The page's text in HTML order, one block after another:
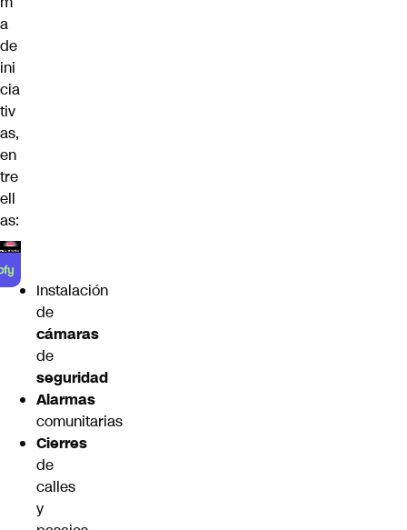
a
de
ini
cia
tiv
as,
en
tre
ell
as:
Instalación
de
cámaras
de
seguridad
Alarmas
comunitarias
Cierres
de
calles
y